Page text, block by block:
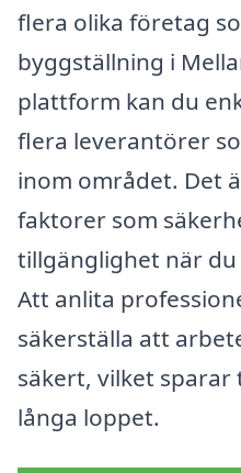
flera olika företag
byggställning i
plattform kan du
flera leverantörer
inom området. Det
faktorer som
tillgänglighet när
Att anlita
säkerställa att
säkert, vilket sparar
långa loppet.